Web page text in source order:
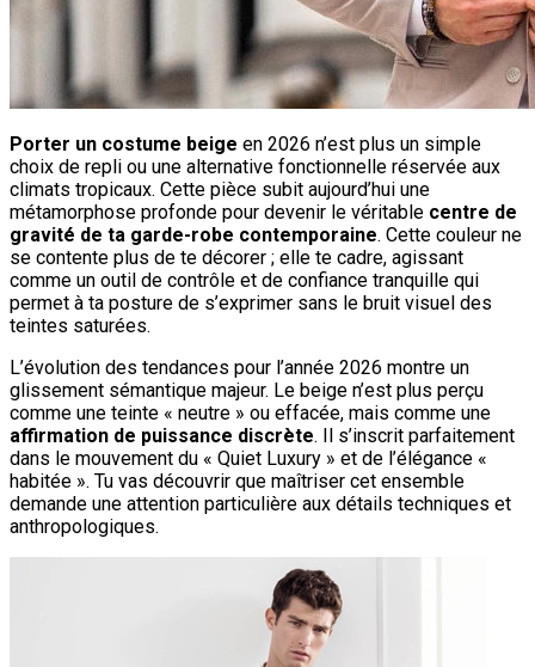
Porter un costume beige en 2026 n’est plus un simple
choix de repli ou une alternative fonctionnelle réservée aux
climats tropicaux. Cette pièce subit aujourd’hui une
métamorphose profonde pour devenir le véritable centre de
gravité de ta garde-robe contemporaine. Cette couleur ne
se contente plus de te décorer ; elle te cadre, agissant
comme un outil de contrôle et de confiance tranquille qui
permet à ta posture de s’exprimer sans le bruit visuel des
teintes saturées.
L’évolution des tendances pour l’année 2026 montre un
glissement sémantique majeur. Le beige n’est plus perçu
comme une teinte « neutre » ou effacée, mais comme une
affirmation de puissance discrète. Il s’inscrit parfaitement
dans le mouvement du « Quiet Luxury » et de l’élégance «
habitée ». Tu vas découvrir que maîtriser cet ensemble
demande une attention particulière aux détails techniques et
anthropologiques.